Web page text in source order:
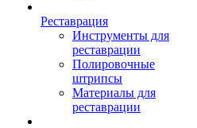
Реставрация
Инструменты для
реставрации
Полировочные
штрипсы
Материалы для
реставрации